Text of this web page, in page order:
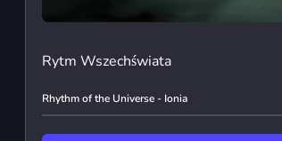
Rytm Wszechświata
Rhythm of the Universe - Ionia